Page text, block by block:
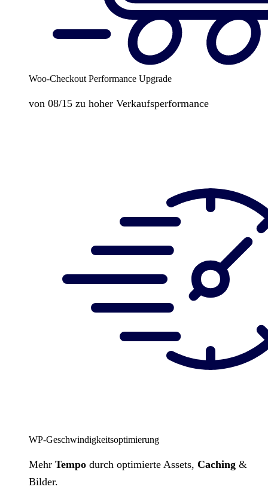
Woo-Checkout Performance Upgrade
von 08/15 zu hoher Verkaufsperformance
WP-Geschwindigkeitsoptimierung
Mehr Tempo durch optimierte Assets, Caching &
Bilder.